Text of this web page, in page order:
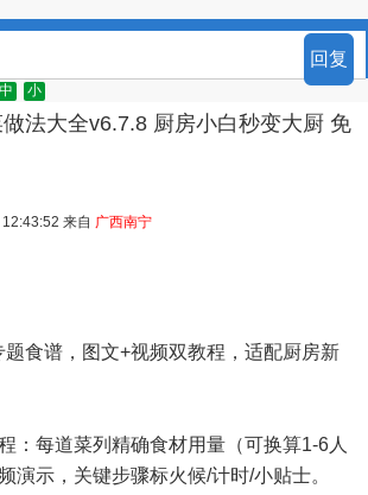
回复
中 小
法大全v6.7.8 厨房小白秒变大厨 免
来自 广西南宁
食谱，图文+视频双教程，适配厨房新
：每道菜列精确食材用量（可换算1-6人
演示，关键步骤标火候/计时/小贴士。